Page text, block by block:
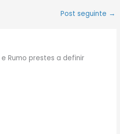
Post seguinte →
Rumo prestes a definir